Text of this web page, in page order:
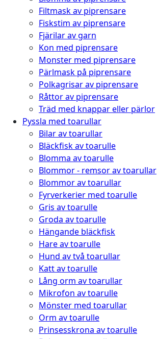
Filtmask av piprensare
Fiskstim av piprensare
Fjärilar av garn
Kon med piprensare
Monster med piprensare
Pärlmask på piprensare
Polkagrisar av piprensare
Råttor av piprensare
Träd med knappar eller pärlor
Pyssla med toarullar
Bilar av toarullar
Bläckfisk av toarulle
Blomma av toarulle
Blommor - remsor av toarullar
Blommor av toarullar
Fyrverkerier med toarulle
Gris av toarulle
Groda av toarulle
Hängande bläckfisk
Hare av toarulle
Hund av två toarullar
Katt av toarulle
Lång orm av toarullar
Mikrofon av toarulle
Mönster med toarullar
Orm av toarulle
Prinsesskrona av toarulle